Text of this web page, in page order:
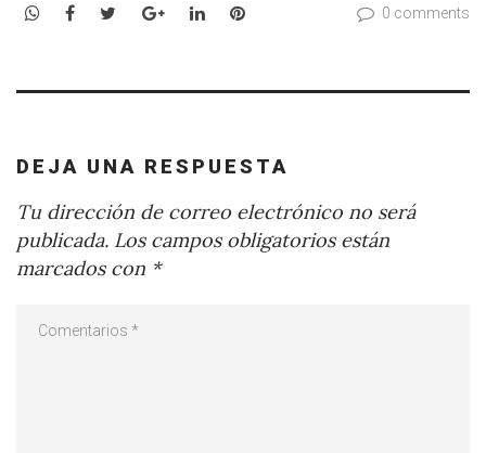
WhatsApp
Facebook
TwitterGoogle+LinkedInPinterest 0 comments
DEJA UNA RESPUESTA
Tu dirección de correo electrónico no será
publicada. Los campos obligatorios están
marcados con *